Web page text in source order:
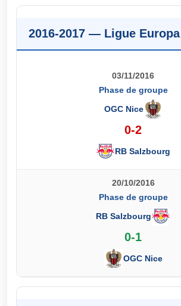
2016-2017 — Ligue Europa
03/11/2016
Phase de groupe
OGC Nice
0-2
RB Salzbourg
20/10/2016
Phase de groupe
RB Salzbourg
0-1
OGC Nice